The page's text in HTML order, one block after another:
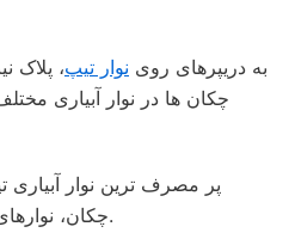
به دریپرهای روی نوار تیپ، پلاک
پر مصرف ترین نوار
چکان، نوارهای ۲۰ و ۳۰ سانتیمتر می باشند.